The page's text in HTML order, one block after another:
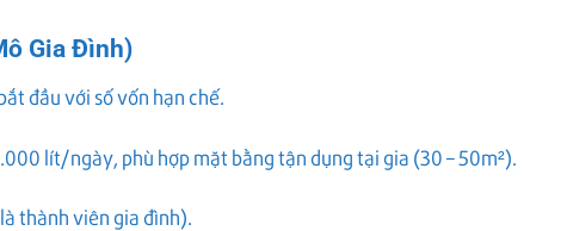
Gia Đình)
đầu với số vốn hạn chế.
lít/ngày, phù hợp mặt bằng tận dụng tại gia (30 – 50m²).
thành viên gia đình).